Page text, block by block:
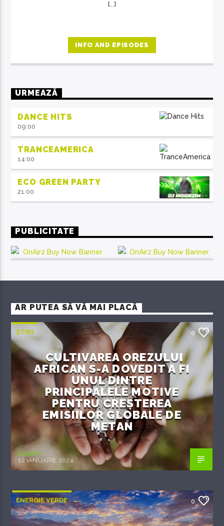
[...]
INFO AND EPISODES
URMEAZĂ
DANCE HITS
09:00
TRANCEAMERICA
14:00
ECO GREEN PARTY
21:00
PUBLICITATE
AR PUTEA SĂ VĂ MAI PLACĂ
ȘTIRI 0
CULTIVAREA OREZULUI
AFRICAN S-A DOVEDIT A FI
UNUL DINTRE
PRINCIPALELE MOTIVE
PENTRU CREȘTEREA
EMISIILOR GLOBALE DE
METAN
EcoFM
12 IANUARIE 2024
ENERGIE VERDE 0